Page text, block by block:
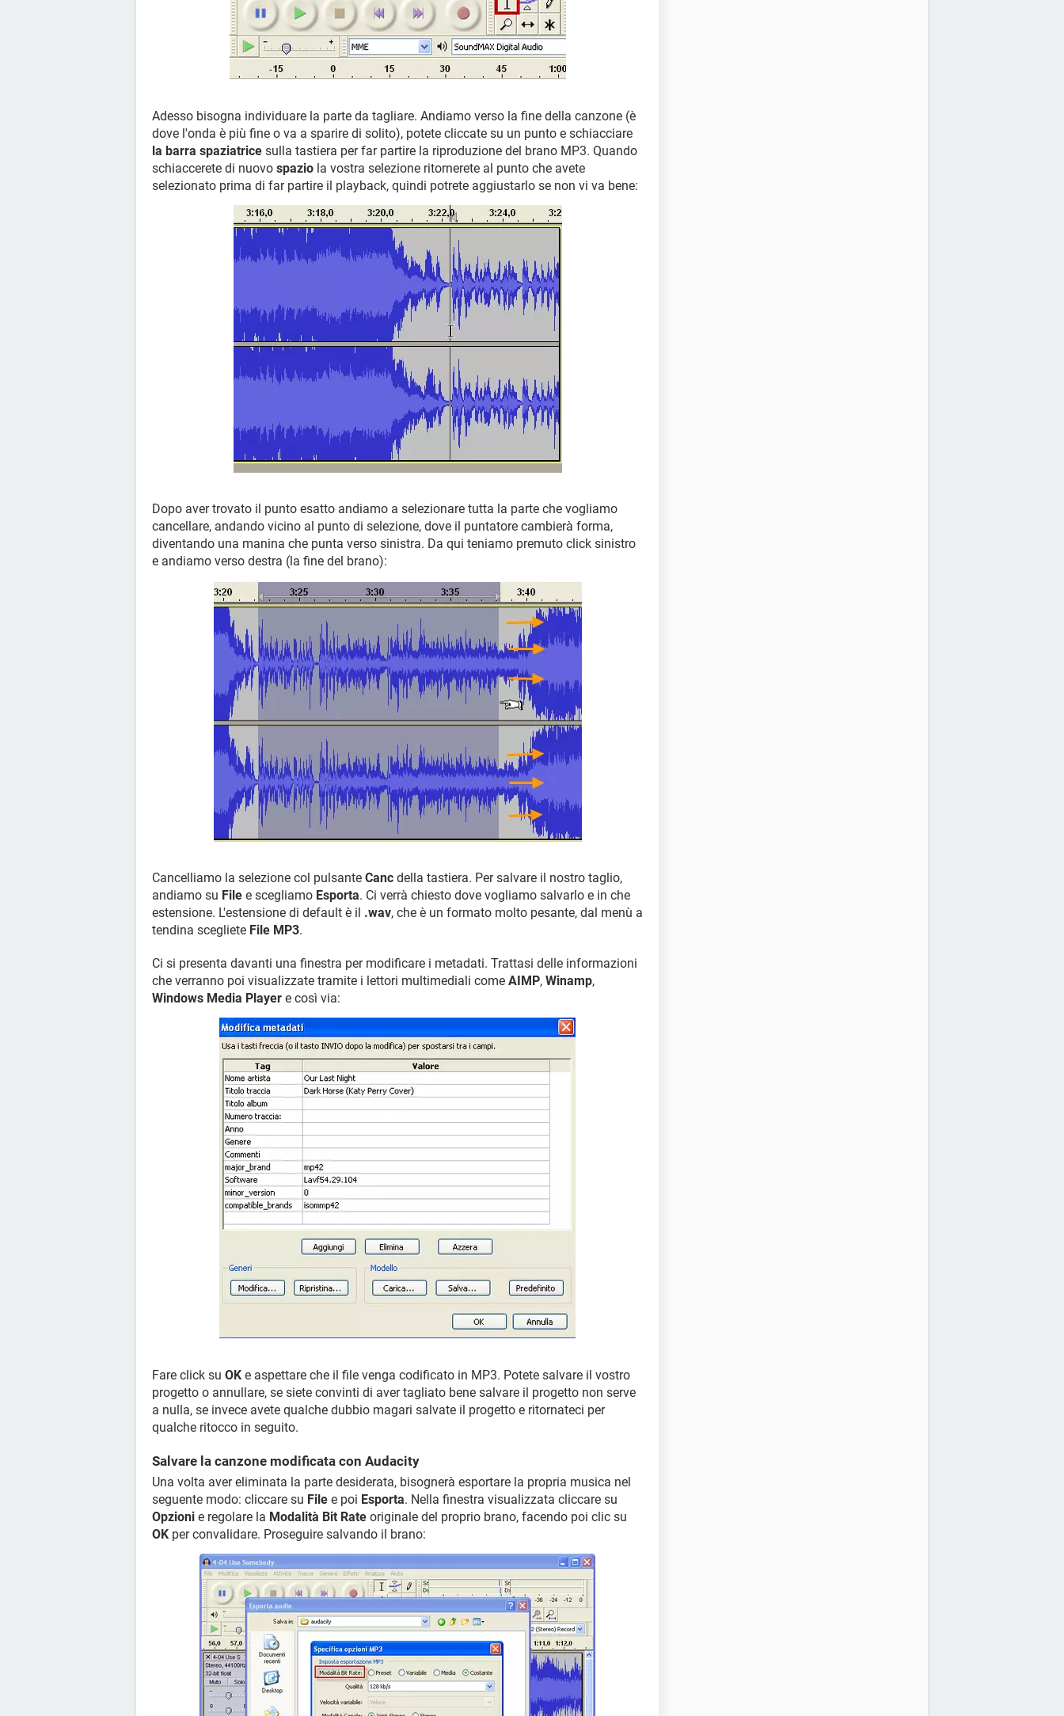
Adesso bisogna individuare la parte da tagliare. Andiamo verso la fine della canzone (è
dove l'onda è più fine o va a sparire di solito), potete cliccate su un punto e schiacciare
la barra spaziatrice sulla tastiera per far partire la riproduzione del brano MP3. Quando
schiaccerete di nuovo spazio la vostra selezione ritornerete al punto che avete
selezionato prima di far partire il playback, quindi potrete aggiustarlo se non vi va bene:
Dopo aver trovato il punto esatto andiamo a selezionare tutta la parte che vogliamo
cancellare, andando vicino al punto di selezione, dove il puntatore cambierà forma,
diventando una manina che punta verso sinistra. Da qui teniamo premuto click sinistro
e andiamo verso destra (la fine del brano):
Cancelliamo la selezione col pulsante Canc della tastiera. Per salvare il nostro taglio,
andiamo su File e scegliamo Esporta. Ci verrà chiesto dove vogliamo salvarlo e in che
estensione. L'estensione di default è il .wav, che è un formato molto pesante, dal menù a
tendina scegliete File MP3.
Ci si presenta davanti una finestra per modificare i metadati. Trattasi delle informazioni
che verranno poi visualizzate tramite i lettori multimediali come AIMP, Winamp,
Windows Media Player e così via:
Fare click su OK e aspettare che il file venga codificato in MP3. Potete salvare il vostro
progetto o annullare, se siete convinti di aver tagliato bene salvare il progetto non serve
a nulla, se invece avete qualche dubbio magari salvate il progetto e ritornateci per
qualche ritocco in seguito.
Salvare la canzone modificata con Audacity
Una volta aver eliminata la parte desiderata, bisognerà esportare la propria musica nel
seguente modo: cliccare su File e poi Esporta. Nella finestra visualizzata cliccare su
Opzioni e regolare la Modalità Bit Rate originale del proprio brano, facendo poi clic su
OK per convalidare. Proseguire salvando il brano: